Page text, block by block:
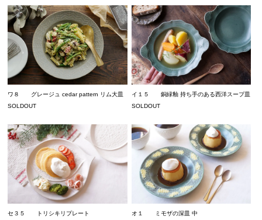
ワ８ グレージュ cedar pattern リム大皿
SOLDOUT
イ１５ 銅緑釉 持ち手のある西洋スープ皿
SOLDOUT
セ３５ トリシキリプレート
オ１ ミモザの深皿 中